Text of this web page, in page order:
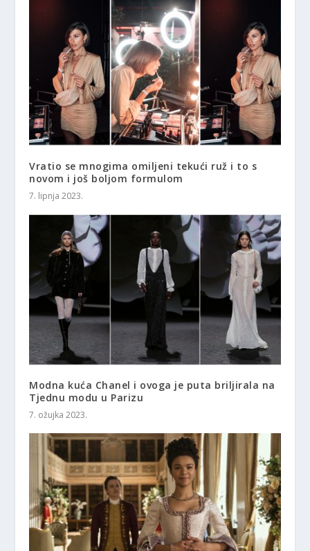
Vratio se mnogima omiljeni tekući ruž i to s
novom i još boljom formulom
7. lipnja 2023.
Modna kuća Chanel i ovoga je puta briljirala na
Tjednu modu u Parizu
7. ožujka 2023.